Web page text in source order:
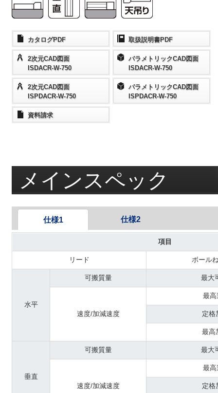
カタログPDF
2次元CAD図面
ISDACR-W-750
2次元CAD図面
ISPDACR-W-750
資料請求
取扱説明書PDF
パラメトリックCAD図面
ISDACR-W-750
パラメトリックCAD図面
ISPDACR-W-750
メインスペック
仕様1
項目
リード ボール
水平
可搬質量 最大
速度/加減速度
最高
定格
最高
垂直
可搬質量 最大
速度/加減速度
最高
定格
仕様2